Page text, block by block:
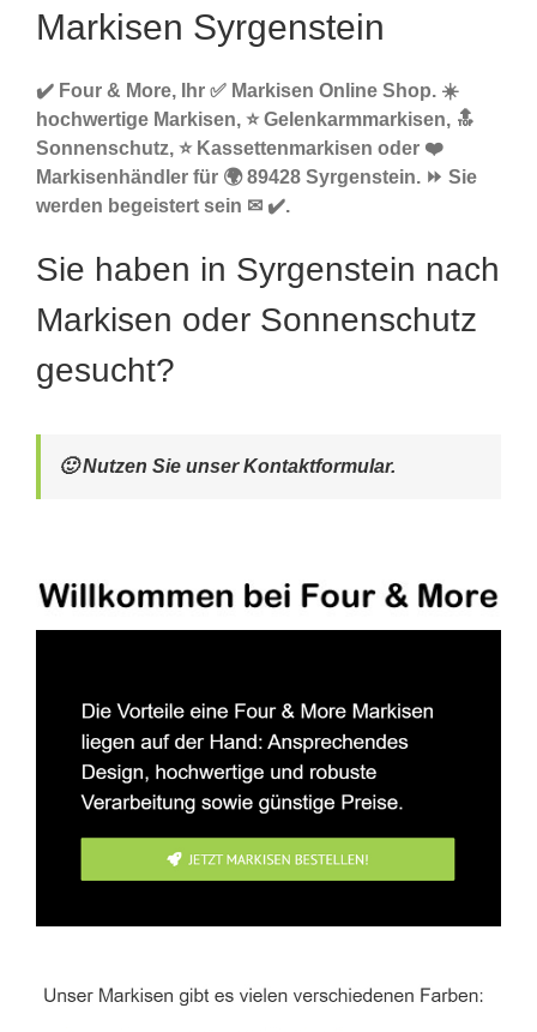
Markisen Syrgenstein
✔️ Four & More, Ihr ✅ Markisen Online Shop. ☀️
hochwertige Markisen, ⭐ Gelenkarmmarkisen, 🔝
Sonnenschutz, ⭐ Kassettenmarkisen oder ❤️
Markisenhändler für 🌍 89428 Syrgenstein. ⏩ Sie
werden begeistert sein ✉ ✔️.
Sie haben in Syrgenstein nach
Markisen oder Sonnenschutz
gesucht?
🙂 Nutzen Sie unser Kontaktformular.